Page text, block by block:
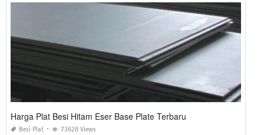
Harga Plat Besi Hitam Eser Base Plate Terbaru
Besi Plat 73628 Views